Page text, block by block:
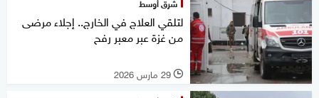
لتلقي العلاج في الخارج.. إجلاء مرضى
من غزة عبر معبر رفح
l 29 مارس 2026